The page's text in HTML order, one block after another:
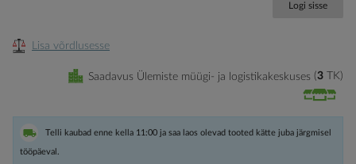
Logi sisse
Lisa võrdlusesse
Saadavus Ülemiste müügi- ja logistikakeskuses 3 TK
Telli kaubad enne kella 11:00 ja saa laos olevad tooted kätte juba järgmisel
tööpäeval.